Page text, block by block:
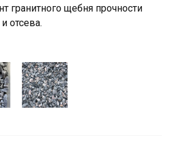
гранитного щебня прочности
отсева.